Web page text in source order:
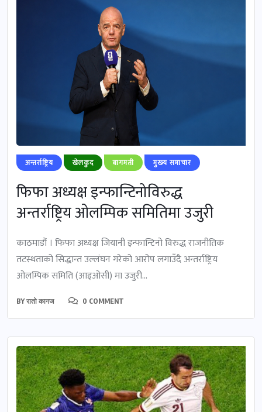
अन्तर्राष्ट्रिय खेलकुद बागमती मुख्‍य समाचार
फिफा अध्यक्ष इन्फान्टिनोविरुद्ध
अन्तर्राष्ट्रिय ओलम्पिक समितिमा उजुरी
काठमाडौं । फिफा अध्यक्ष जियानी इन्फान्टिनो विरुद्ध राजनीतिक
तटस्थताको सिद्धान्त उल्लंघन गरेको आरोप लगाउँदै अन्तर्राष्ट्रिय
ओलम्पिक समिति (आइओसी) मा उजुरी...
BYरातो कागज 0 COMMENT